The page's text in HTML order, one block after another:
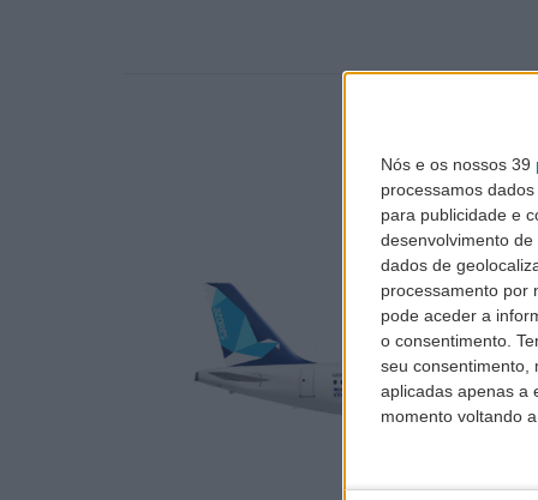
Nós e os nossos 39
processamos
para publicidade e
desenvolvimento de
dados de
processamento por
pode aceder a
o consentimento.
seu consentimento,
aplicadas apenas a
momento voltando